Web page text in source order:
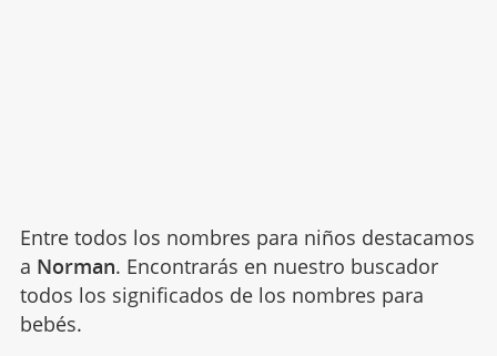
Entre todos los nombres para niños destacamos
a Norman. Encontrarás en nuestro buscador
todos los significados de los nombres para
bebés.